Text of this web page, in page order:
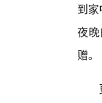
到
夜
赠。